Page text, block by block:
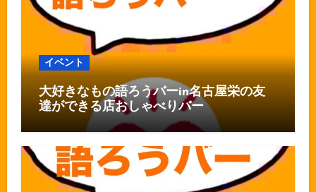
イベント
大好きなもの語ろうバーin名古屋栄の友
達ができる店おしゃべりバー